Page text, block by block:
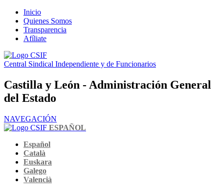
Inicio
Quienes Somos
Transparencia
Afíliate
Central Sindical Independiente y de Funcionarios
Castilla y León - Administración General
del Estado
NAVEGACIÓN
ESPAÑOL
Español
Català
Euskara
Galego
Valencià